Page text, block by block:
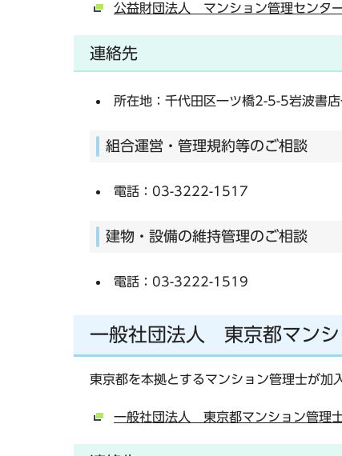
公益財団法人 マンション管理センター
連絡先
所在地：千代田区一ツ橋2-5-5岩波書
組合運営・管理規約等のご相談
電話：03-3222-1517
建物・設備の維持管理のご相談
電話：03-3222-1519
一般社団法人 東京都マンシ
東京都を本拠とするマンション管理士が加
一般社団法人 東京都マンション管理士